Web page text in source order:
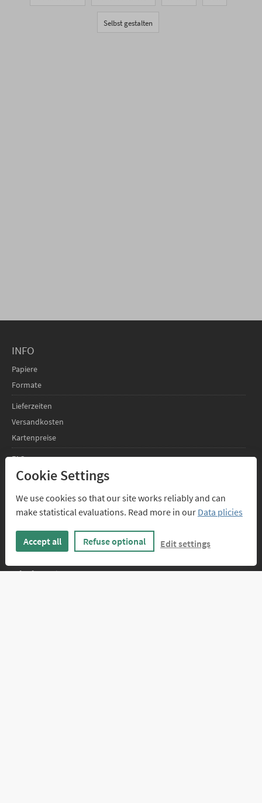
Selbst gestalten
INFO
Papiere
Formate
Lieferzeiten
Versandkosten
Kartenpreise
FAQs
FÜR DESIGNER
Infos für Designer
Cookie Settings
We use cookies so that our site works reliably and can
make statistical evaluations. Read more in our Data plicies
Accept all Refuse optional Edit settings